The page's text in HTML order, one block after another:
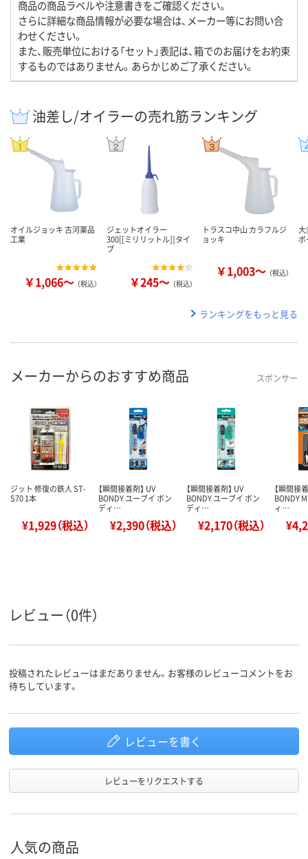
商品の商品ラベルや注意書きをご確認ください。
さらに詳細な商品情報が必要な場合は、メーカー等にお問い合
わせください。
また、販売単位における「セット」表記は、箱でのお届けをお約束
するものではありません。あらかじめご了承ください。
油差し/オイラーの売れ筋ランキング
オイルジョッキ 古河薬品
工業
￥1,066～ （税込）
ジェットオイラー
300[[ミリリットル]]タイ
プ
￥245～ （税込）
トラスコ中山 カラフルジ
ョッキ
￥1,003～ （税込）
大
ボ
ランキングをもっと見る
メーカーからのおすすめ商品 スポンサー
ジット 修復の鉄人 ST-
S70 1本
¥1,929（税込）
【瞬間接着剤】 UV
BONDY ユーブイ ボン
ディ…
¥2,390（税込）
【瞬間接着剤】 UV
BONDY ユーブイ ボン
ディ…
¥2,170（税込）
【瞬間接
BONDY
ィ…
レビュー（0件）
投稿されたレビューはまだありません。お客様のレビューコメントをお
待ちしています。
レビューを書く
レビューをリクエストする
人気の商品